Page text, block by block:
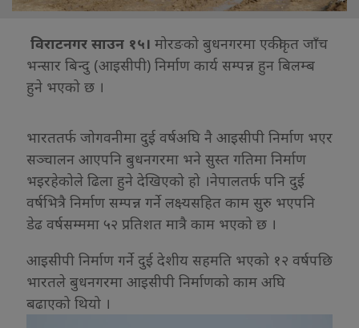
विराटनगर साउन १५। मोरङको बुधनगरमा एकीकृत जाँच
भन्सार बिन्दु (आइसीपी) निर्माण कार्य सम्पन्न हुन बिलम्ब
हुने भएको छ ।
भारततर्फ जोगवनीमा दुई वर्षअघि नै आइसीपी निर्माण भएर
सञ्चालन आएपनि बुधनगरमा भने सुस्त गतिमा निर्माण
भइरहेकोले ढिला हुने देखिएको हो ।नेपालतर्फ पनि दुई
वर्षभित्रै निर्माण सम्पन्न गर्ने लक्ष्यसहित काम सुरु भएपनि
डेढ वर्षसम्ममा ५२ प्रतिशत मात्रै काम भएको छ ।
आइसीपी निर्माण गर्ने दुई देशीय सहमति भएको १२ वर्षपछि
भारतले बुधनगरमा आइसीपी निर्माणको काम अघि
बढाएको थियो ।